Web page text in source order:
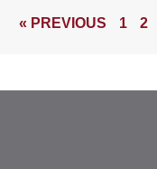
« PREVIOUS 1 2